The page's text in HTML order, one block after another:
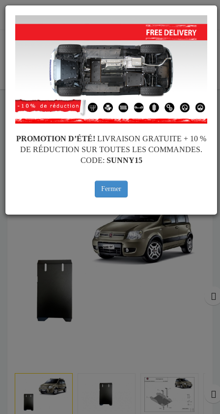
info@cachesousmoteur.fr
Cache Sous Moteur Fiat Cache Sous Moteur Fiat Panda
Marques
PROMOTION D’ÉTÉ! LIVRAISON GRATUITE + 10 %
DE RÉDUCTION SUR TOUTES LES COMMANDES.
CODE: SUNNY15
Fermer